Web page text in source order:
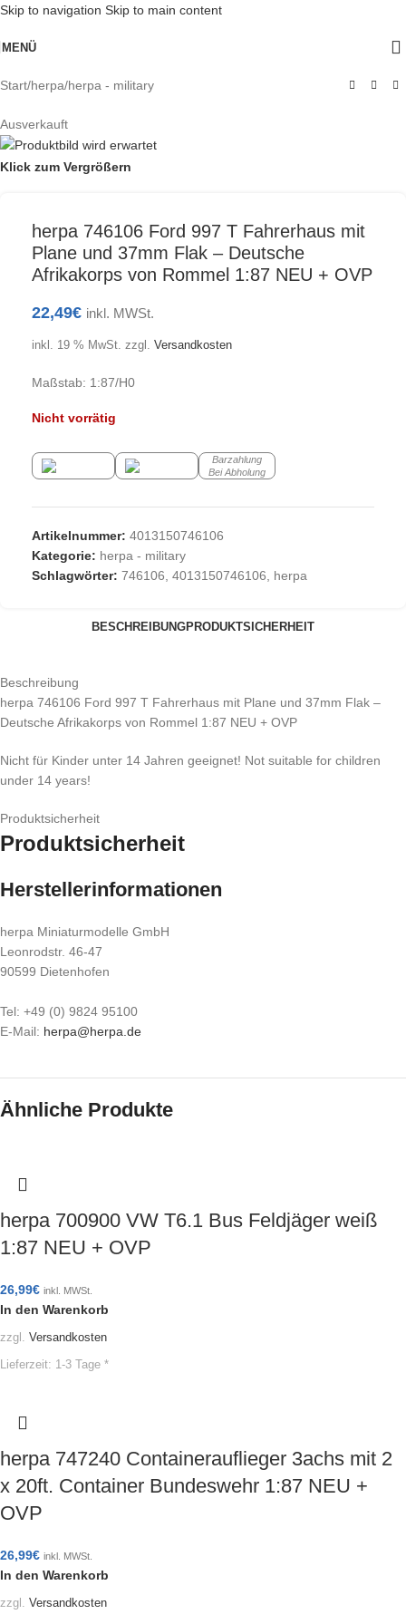
Skip to navigation Skip to main content
MENÜ
Start/herpa/herpa - military
Ausverkauft
Klick zum Vergrößern
herpa 746106 Ford 997 T Fahrerhaus mit
Plane und 37mm Flak – Deutsche
Afrikakorps von Rommel 1:87 NEU + OVP
22,49€ inkl. MWSt.
inkl. 19 % MwSt. zzgl. Versandkosten
Maßstab: 1:87/H0
Nicht vorrätig
Barzahlung
Bei Abholung
Artikelnummer: 4013150746106
Kategorie: herpa - military
Schlagwörter: 746106, 4013150746106, herpa
BESCHREIBUNGPRODUKTSICHERHEIT
Beschreibung
herpa 746106 Ford 997 T Fahrerhaus mit Plane und 37mm Flak –
Deutsche Afrikakorps von Rommel 1:87 NEU + OVP
Nicht für Kinder unter 14 Jahren geeignet! Not suitable for children
under 14 years!
Produktsicherheit
Produktsicherheit
Herstellerinformationen
herpa Miniaturmodelle GmbH
Leonrodstr. 46-47
90599 Dietenhofen
Tel: +49 (0) 9824 95100
E-Mail: herpa@herpa.de
Ähnliche Produkte
herpa 700900 VW T6.1 Bus Feldjäger weiß
1:87 NEU + OVP
26,99€ inkl. MWSt.
In den Warenkorb
zzgl. Versandkosten
Lieferzeit: 1-3 Tage *
herpa 747240 Containerauflieger 3achs mit 2
x 20ft. Container Bundeswehr 1:87 NEU +
OVP
26,99€ inkl. MWSt.
In den Warenkorb
zzgl. Versandkosten